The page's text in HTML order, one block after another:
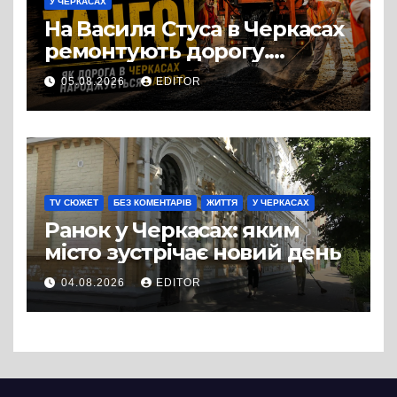
На Василя Стуса в Черкасах
ремонтують дорогу.
Роботи ведуться на ділянці
від провулка Івана Сірка до
вулиці Надпільної
05.08.2026 EDITOR
TV СЮЖЕТ БЕЗ КОМЕНТАРІВ ЖИТТЯ У ЧЕРКАСАХ
Ранок у Черкасах: яким
місто зустрічає новий день
04.08.2026 EDITOR